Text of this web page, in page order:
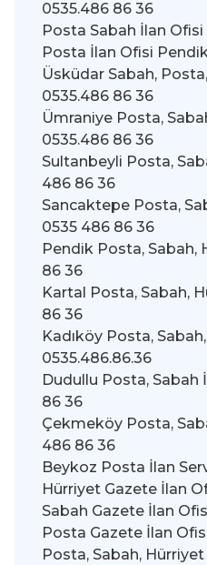
0535.486 86 36
Posta Sabah İlan
Posta İlan Ofisi
Üsküdar Sabah,
0535.486 86 36
Ümraniye Posta,
0535.486 86 36
Sultanbeyli Posta,
486 86 36
Sancaktepe Posta,
0535 486 86 36
Pendik Posta, Sabah,
86 36
Kartal Posta, Sabah,
86 36
Kadıköy Posta,
0535.486.86.36
Dudullu Posta, Sabah
86 36
Çekmeköy Posta,
486 86 36
Beykoz Posta İlan
Hürriyet Gazete İlan
Sabah Gazete İlan
Posta Gazete İlan
Posta, Sabah,